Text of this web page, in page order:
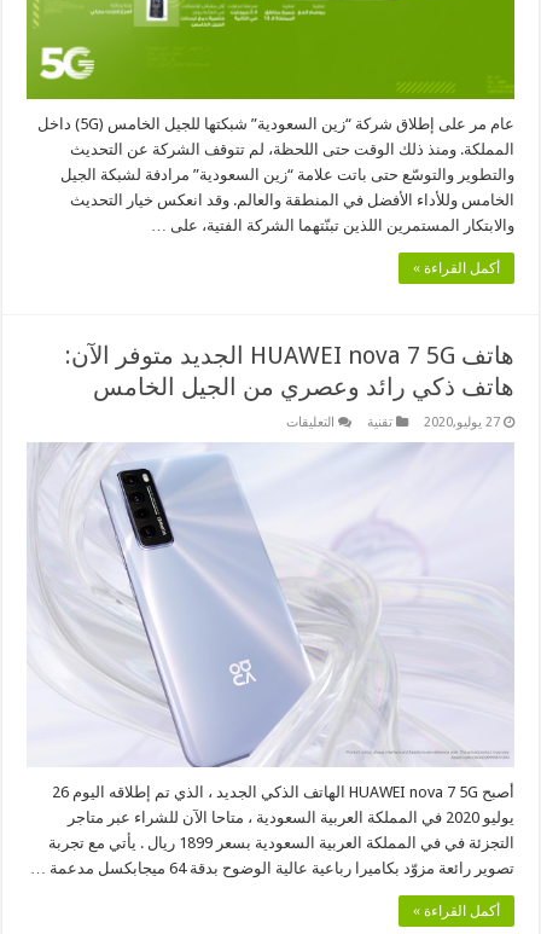
عام مر على إطلاق شركة “زين السعودية” شبكتها للجيل الخامس (5G) داخل
المملكة. ومنذ ذلك الوقت حتى اللحظة، لم تتوقف الشركة عن التحديث
والتطوير والتوسّع حتى باتت علامة “زين السعودية” مرادفة لشبكة الجيل
الخامس وللأداء الأفضل في المنطقة والعالم. وقد انعكس خيار التحديث
والابتكار المستمرين اللذين تبنّتهما الشركة الفتية، على …
أكمل القراءة »
هاتف HUAWEI nova 7 5G الجديد متوفر الآن:
هاتف ذكي رائد وعصري من الجيل الخامس
27 يوليو,2020 تقنية التعليقاتعلى
متوفر
الآن:
هاتف
ذكي
وعصري
الجيل
الخامس
أصبح HUAWEI nova 7 5G الهاتف الذكي الجديد ، الذي تم إطلاقه اليوم 26
يوليو 2020 في المملكة العربية السعودية ، متاحا الآن للشراء عبر متاجر
التجزئة في في المملكة العربية السعودية بسعر 1899 ريال . يأتي مع تجربة
تصوير رائعة مزوّد بكاميرا رباعية عالية الوضوح بدقة 64 ميجابكسل مدعمة …
أكمل القراءة »